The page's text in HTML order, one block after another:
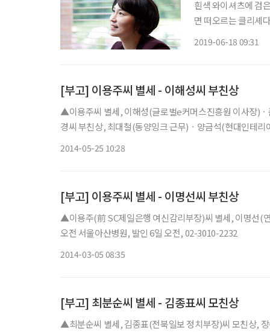
흰색 와이셔츠에 검
면 떠오르는 클리셰
2019-06-18 09:31
[부고] 이용주씨 별세 - 이해성씨 부친상
▲이용주씨 별세, 이해성(글로벌e커머스진흥원 이사장)
경씨 부친상, 최대철(동양잉크 근무)ㆍ양금석(현대인테
2014-05-25 10:28
[부고] 이용주씨 별세 - 이명선씨 부친상
▲이용주(前 SC제일은행 여신감리부장)씨 별세, 이명선(
오전 서울아산병원, 발인 6일 오전, 02-3010-2232
2014-03-05 08:35
[부고] 최분순씨 별세 - 김종표씨 모친상
▲최분순씨 별세, 김종표(전북일보 정치부장)씨 모친상,